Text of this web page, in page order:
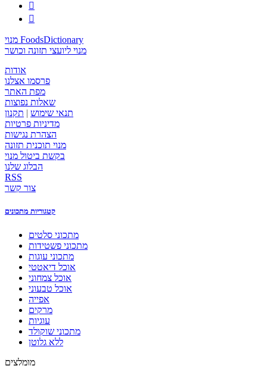


מנוי FoodsDictionary
מנוי ליועצי תזונה וכושר
אודות
פרסמו אצלנו
מפת האתר
שאלות נפוצות
תנאי שימוש | תקנון
מדיניות פרטיות
הצהרת נגישות
מנוי תוכנית תזונה
בקשת ביטול מנוי
הבלוג שלנו
RSS
צור קשר
קטגוריות מתכונים
מתכוני סלטים
מתכוני פשטידות
מתכוני עוגות
אוכל דיאטטי
אוכל צמחוני
אוכל טבעוני
אפייה
מרקים
עוגיות
מתכוני שוקולד
ללא גלוטן
מומלצים